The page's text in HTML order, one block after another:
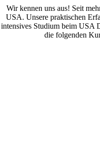
Wir kennen uns aus! Seit
USA. Unsere praktischen
intensives Studium beim USA
die folgenden